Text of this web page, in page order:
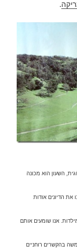
.
השעון הוא מכונה
את הדיונים אודות
אנו שומעים אותם
שימשה בהקשרים רוחניים